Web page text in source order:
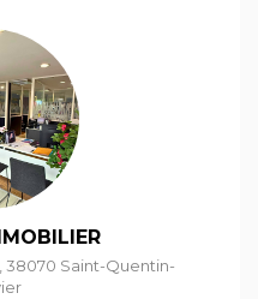
,38070 Saint-Quentin-